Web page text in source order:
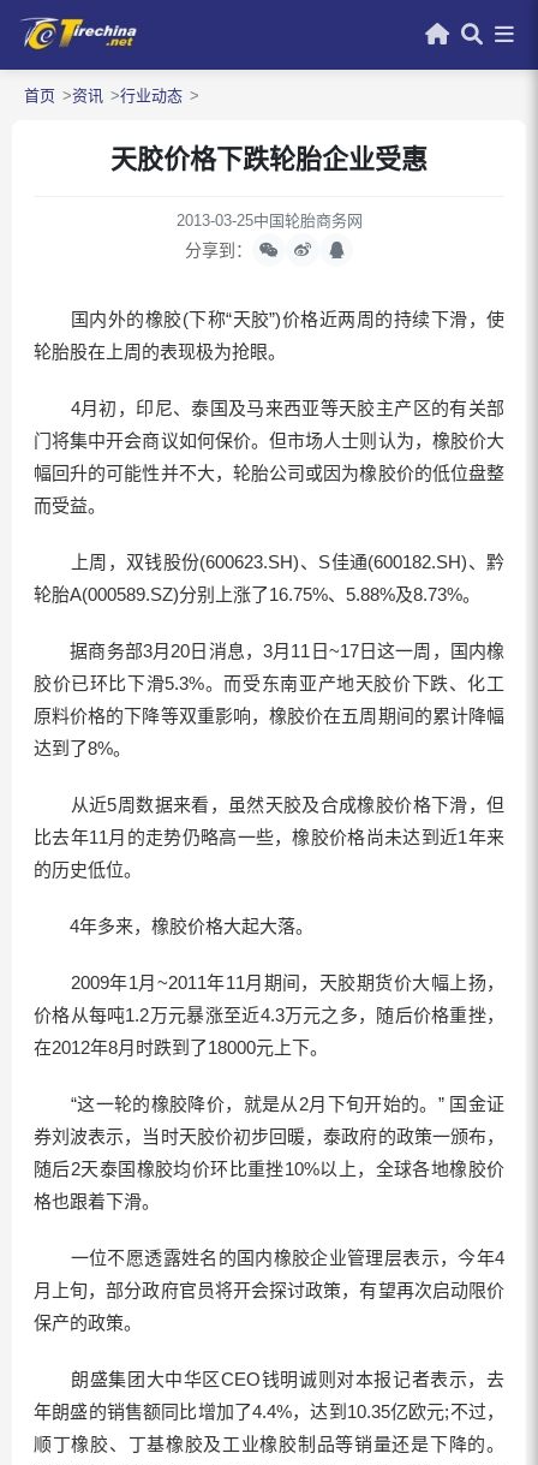
首页 资讯 行业动态
天胶价格下跌轮胎企业受惠
2013-03-25中国轮胎商务网
分享到：
国内外的橡胶(下称“天胶”)价格近两周的持续下滑，使
轮胎股在上周的表现极为抢眼。
4月初，印尼、泰国及马来西亚等天胶主产区的有关部
门将集中开会商议如何保价。但市场人士则认为，橡胶价大
幅回升的可能性并不大，轮胎公司或因为橡胶价的低位盘整
而受益。
上周，双钱股份(600623.SH)、S佳通(600182.SH)、黔
轮胎A(000589.SZ)分别上涨了16.75%、5.88%及8.73%。
据商务部3月20日消息，3月11日~17日这一周，国内橡
胶价已环比下滑5.3%。而受东南亚产地天胶价下跌、化工
原料价格的下降等双重影响，橡胶价在五周期间的累计降幅
达到了8%。
从近5周数据来看，虽然天胶及合成橡胶价格下滑，但
比去年11月的走势仍略高一些，橡胶价格尚未达到近1年来
的历史低位。
4年多来，橡胶价格大起大落。
2009年1月~2011年11月期间，天胶期货价大幅上扬，
价格从每吨1.2万元暴涨至近4.3万元之多，随后价格重挫，
在2012年8月时跌到了18000元上下。
“这一轮的橡胶降价，就是从2月下旬开始的。” 国金证
券刘波表示，当时天胶价初步回暖，泰政府的政策一颁布，
随后2天泰国橡胶均价环比重挫10%以上，全球各地橡胶价
格也跟着下滑。
一位不愿透露姓名的国内橡胶企业管理层表示，今年4
月上旬，部分政府官员将开会探讨政策，有望再次启动限价
保产的政策。
朗盛集团大中华区CEO钱明诚则对本报记者表示，去
年朗盛的销售额同比增加了4.4%，达到10.35亿欧元;不过，
顺丁橡胶、丁基橡胶及工业橡胶制品等销量还是下降的。